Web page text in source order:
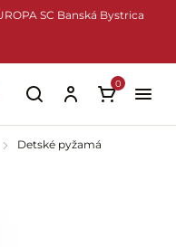
SC Banská Bystrica
0
Detské pyžamá